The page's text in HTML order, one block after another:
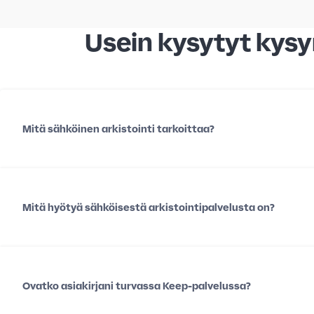
Usein kysytyt
Mitä sähköinen arkistointi tarkoittaa?
Mitä hyötyä sähköisestä arkistointipalvelusta on?
Ovatko asiakirjani turvassa Keep-palvelussa?